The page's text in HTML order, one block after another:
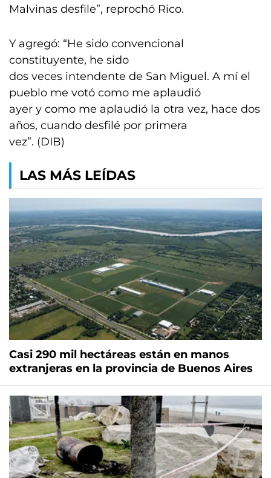
Malvinas desfile”, reprochó Rico.
Y agregó: “He sido convencional
constituyente, he sido
dos veces intendente de San Miguel. A mí el
pueblo me votó como me aplaudió
ayer y como me aplaudió la otra vez, hace dos
años, cuando desfilé por primera
vez”. (DIB)
LAS MÁS LEÍDAS
Casi 290 mil hectáreas están en manos
extranjeras en la provincia de Buenos Aires